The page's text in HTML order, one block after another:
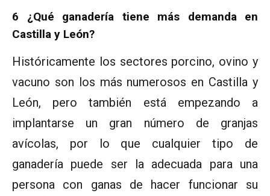
6 ¿Qué ganadería tiene más demanda en
Castilla y León?
Históricamente los sectores porcino, ovino y
vacuno son los más numerosos en Castilla y
León, pero también está empezando a
implantarse un gran número de granjas
avícolas, por lo que cualquier tipo de
ganadería puede ser la adecuada para una
persona con ganas de hacer funcionar su